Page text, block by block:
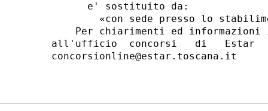
      e' sostituito da:
«con sede presso lo
Per chiarimenti ed informazioni
all'ufficio  concorsi   di   Estar
concorsionline@estar.toscana.it